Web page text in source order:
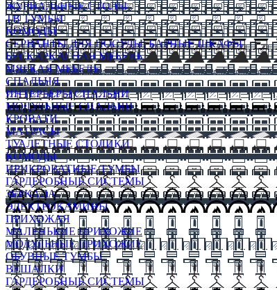
ЖУРНАЛЬНЫЕ СТОЛЫ
ТВ ТУМБЫ
КОМОДЫ
СЕРВАНТЫ ДЛЯ ПОСУДЫ, БАРНЫЕ ШКАФЫ
БЕСКАРКАСНАЯ МЕБЕЛЬ
МЯГКАЯ МЕБЕЛЬ
СПАЛЬНЯ
ИНТЕРЬЕРЫ СПАЛЬНИ
МОДУЛЬНЫЕ СПАЛЬНИ
КРОВАТИ
МАТРАСЫ
ТУАЛЕТНЫЕ СТОЛИКИ
КОМОДЫ
ПРИКРОВАТНЫЕ ТУМБЫ
ГАРДЕРОБНЫЕ СИСТЕМЫ
ЗЕРКАЛА
ЭЛЕКТРОКАМИНЫ
ПРИХОЖАЯ
МАЛЕНЬКИЕ ПРИХОЖИЕ
МОДУЛЬНЫЕ ПРИХОЖИЕ
ОБУВНЫЕ ТУМБЫ
ВЕШАЛКИ
ГАРДЕРОБНЫЕ СИСТЕМЫ